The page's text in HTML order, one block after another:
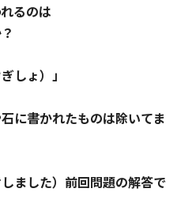
るのは
しょ）」
に書かれたものは除いてま
ました）前回問題の解答で